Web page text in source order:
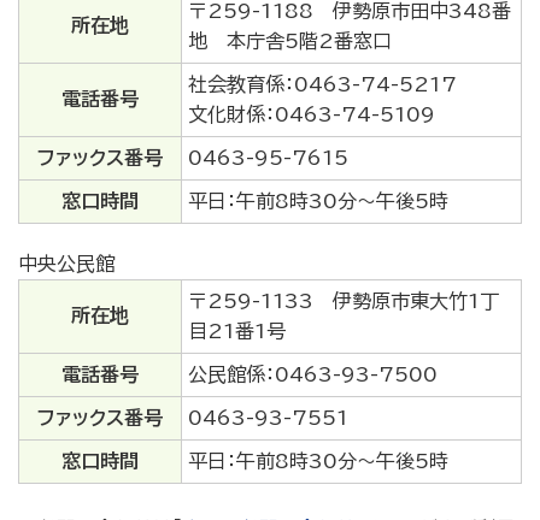
所在地
〒259-1188 伊勢原市田中348番
地 本庁舎5階2番窓口
電話番号
社会教育係：0463-74-5217
文化財係：0463-74-5109
ファックス番号 0463-95-7615
窓口時間 平日：午前8時30分～午後5時
中央公民館
所在地
〒259-1133 伊勢原市東大竹1丁
目21番1号
電話番号 公民館係：0463-93-7500
ファックス番号 0463-93-7551
窓口時間 平日：午前8時30分～午後5時